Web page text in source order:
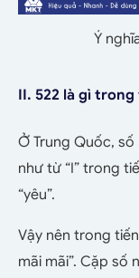
Ý
II. 522 là gì
Ở Trung Quốc, số
như từ “I” trong
“yêu”.
Vậy nên trong
mãi mãi”. Cặp số